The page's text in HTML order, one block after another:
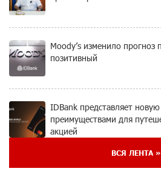
Moody’s изменило прогноз
позитивный
IDBank представляет
преимуществами для
акцией
ВСЯ ЛЕНТА »